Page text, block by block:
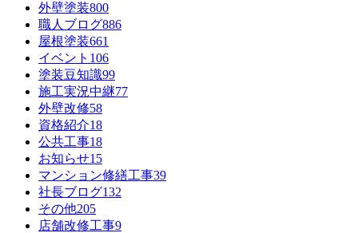
外壁塗装800
職人ブログ886
屋根塗装661
イベント 106
塗装豆知識99
施工実況中継77
外壁改修58
資格紹介18
公共工事18
お知らせ15
マンション修繕工事39
社長ブログ132
その他205
店舗改修工事9